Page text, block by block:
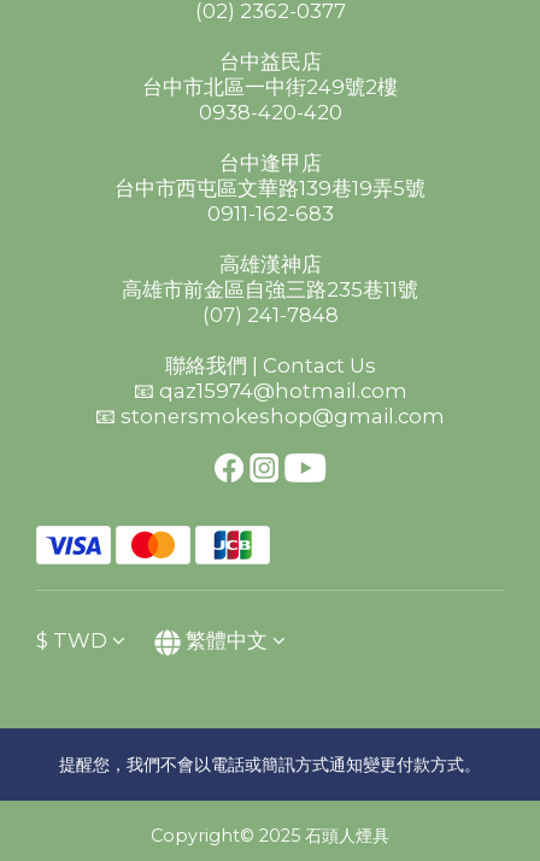
(02) 2362-0377
台中益民店
台中市北區一中街249號2樓
0938-420-420
台中逢甲店
台中市西屯區文華路139巷19弄5號
0911-162-683
高雄漢神店
高雄市前金區自強三路235巷11號
(07) 241-7848
聯絡我們 | Contact Us
📧 qaz15974@hotmail.com
📧 stonersmokeshop@gmail.com
$ TWD 繁體中文
提醒您，我們不會以電話或簡訊方式通知變更付款方式。
Copyright© 2025 石頭人煙具